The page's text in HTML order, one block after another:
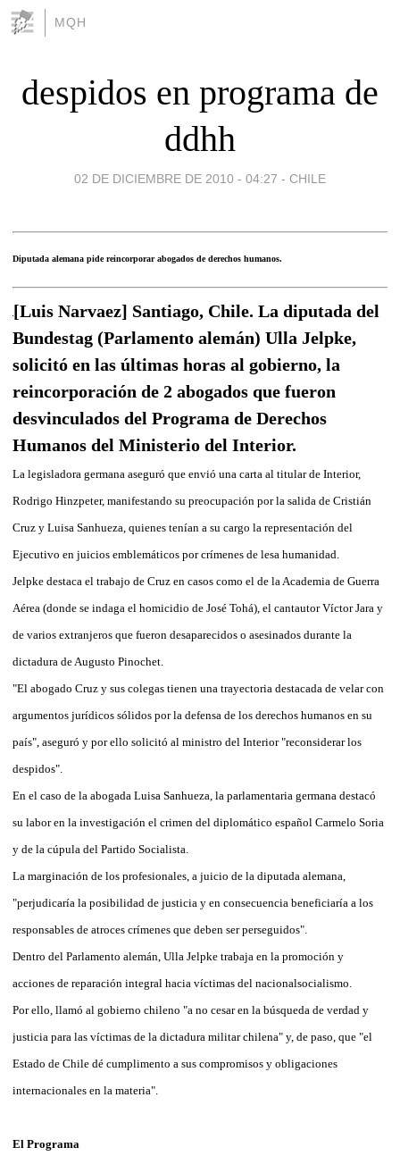
MQH
despidos en programa de
ddhh
02 DE DICIEMBRE DE 2010 - 04:27 - CHILE
Diputada alemana pide reincorporar abogados de derechos humanos.
[Luis Narvaez] Santiago, Chile. La diputada del
Bundestag (Parlamento alemán) Ulla Jelpke,
solicitó en las últimas horas al gobierno, la
reincorporación de 2 abogados que fueron
desvinculados del Programa de Derechos
Humanos del Ministerio del Interior.
La legisladora germana aseguró que envió una carta al titular de Interior,
Rodrigo Hinzpeter, manifestando su preocupación por la salida de Cristián
Cruz y Luisa Sanhueza, quienes tenían a su cargo la representación del
Ejecutivo en juicios emblemáticos por crímenes de lesa humanidad.
Jelpke destaca el trabajo de Cruz en casos como el de la Academia de Guerra
Aérea (donde se indaga el homicidio de José Tohá), el cantautor Víctor Jara y
de varios extranjeros que fueron desaparecidos o asesinados durante la
dictadura de Augusto Pinochet.
"El abogado Cruz y sus colegas tienen una trayectoria destacada de velar con
argumentos jurídicos sólidos por la defensa de los derechos humanos en su
país", aseguró y por ello solicitó al ministro del Interior "reconsiderar los
despidos".
En el caso de la abogada Luisa Sanhueza, la parlamentaria germana destacó
su labor en la investigación el crimen del diplomático español Carmelo Soria
y de la cúpula del Partido Socialista.
La marginación de los profesionales, a juicio de la diputada alemana,
"perjudicaría la posibilidad de justicia y en consecuencia beneficiaría a los
responsables de atroces crímenes que deben ser perseguidos".
Dentro del Parlamento alemán, Ulla Jelpke trabaja en la promoción y
acciones de reparación integral hacia víctimas del nacionalsocialismo.
Por ello, llamó al gobierno chileno "a no cesar en la búsqueda de verdad y
justicia para las víctimas de la dictadura militar chilena" y, de paso, que "el
Estado de Chile dé cumplimento a sus compromisos y obligaciones
internacionales en la materia".
El Programa